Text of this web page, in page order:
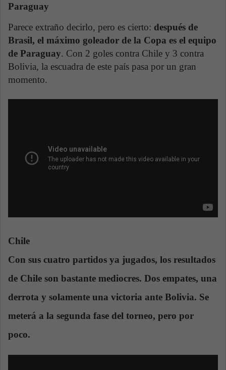
Paraguay
Parece extraño decirlo, pero es cierto: después de
Brasil, el máximo goleador de la Copa es el equipo
de Paraguay. Con 2 goles contra Chile y 3 contra
Bolivia, la escuadra de este país pasa por un gran
momento.
Chile
Con sus cuatro partidos ya jugados, los resultados
de Chile son bastante mediocres. Dos empates, una
derrota y solamente una victoria ante Bolivia. Se
meterá a la segunda fase del torneo, pero por
poco.